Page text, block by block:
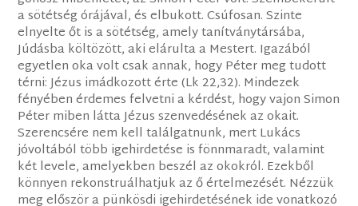
a sötétség órájával, és elbukott. Csúfosan. Szinte
elnyelte őt is a sötétség, amely tanítványtársába,
Júdásba költözött, aki elárulta a Mestert. Igazából
egyetlen oka volt csak annak, hogy Péter meg tudott
térni: Jézus imádkozott érte (Lk 22,32). Mindezek
fényében érdemes felvetni a kérdést, hogy vajon Simon
Péter miben látta Jézus szenvedésének az okait.
Szerencsére nem kell találgatnunk, mert Lukács
jóvoltából több igehirdetése is fönnmaradt, valamint
két levele, amelyekben beszél az okokról. Ezekből
könnyen rekonstruálhatjuk az ő értelmezését. Nézzük
meg először a pünkösdi igehirdetésének ide vonatkozó